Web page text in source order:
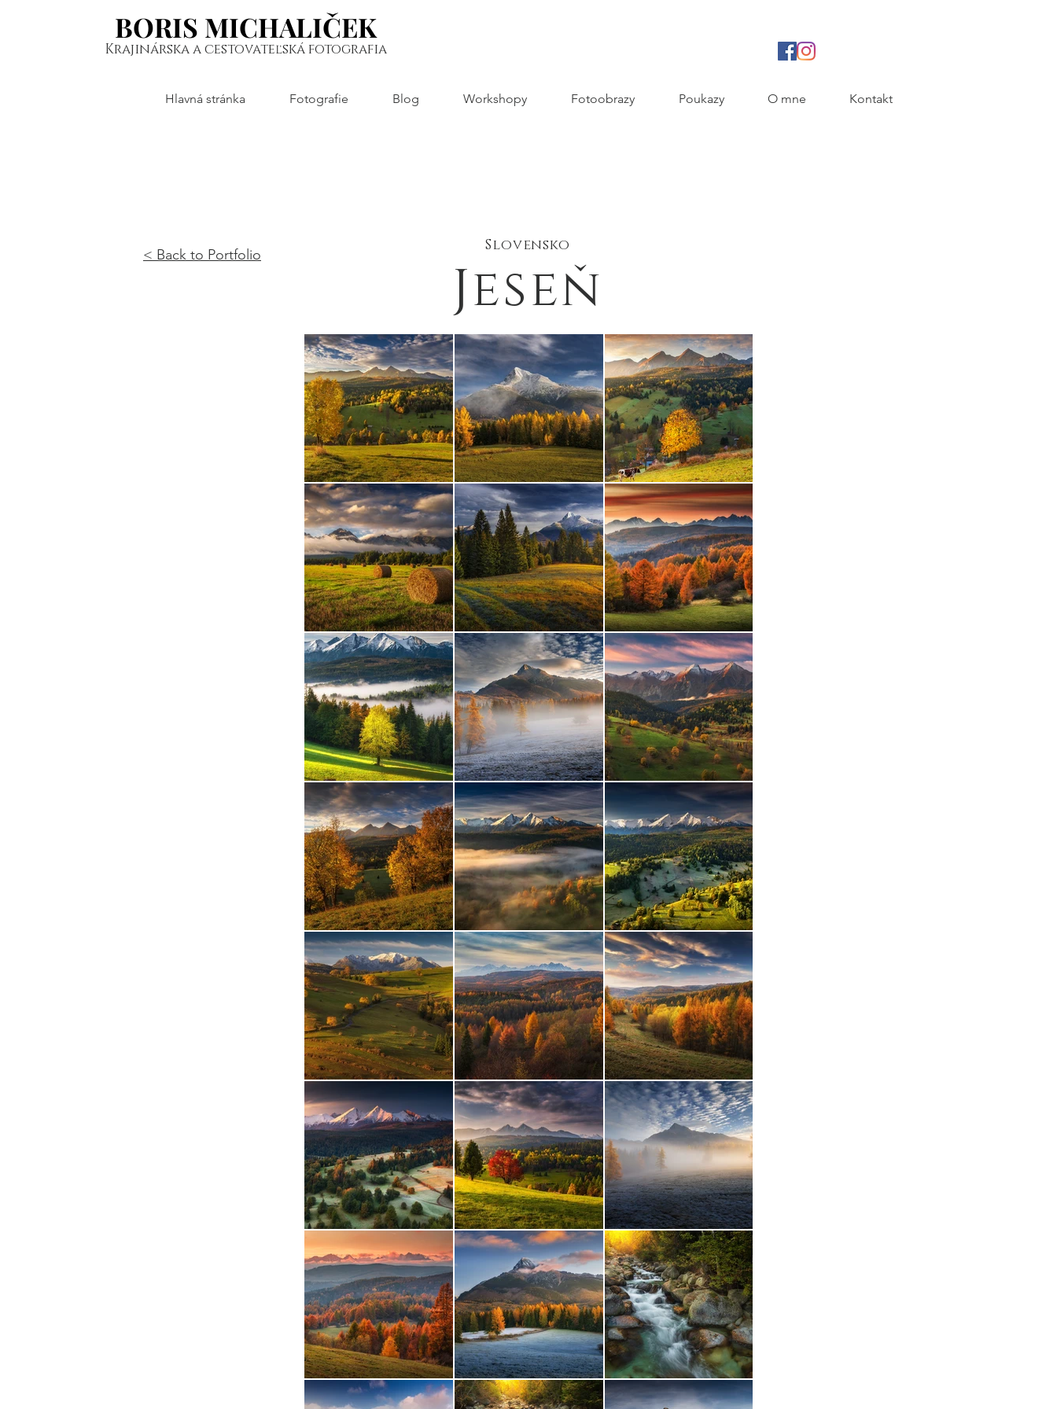
Krajinárska a cestovateľská fotografia
BORIS MICHALIČEK
BORIS MICHALIČEK
Hlavná stránka Fotografie Blog Workshopy Fotoobrazy Poukazy O mne Kontakt
Slovensko
< Back to Portfolio
Jeseň